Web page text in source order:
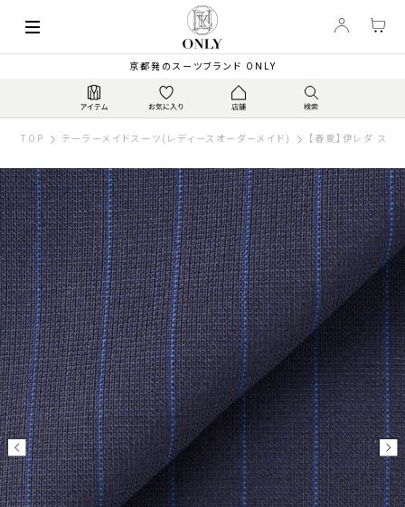
京都発のスーツブランド ONLY
TOP テーラーメイドスーツ(レディースオーダーメイド) 【春夏】伊レダ ス